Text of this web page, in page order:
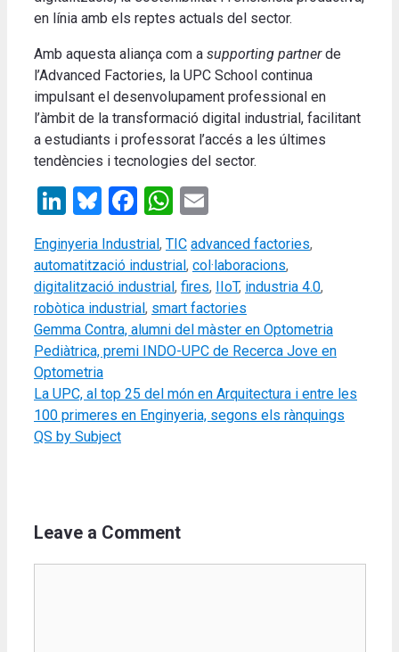
en línia amb els reptes actuals del sector.
Amb aquesta aliança com a supporting partnerde
l’Advanced Factories, la UPC School continua
impulsant el desenvolupament professional en
l’àmbit de la transformació digital industrial, facilitant
a estudiants i professorat l’accés a les últimes
tendències i tecnologies del sector.
LinkedIn
Bluesky
Facebook
WhatsApp
Categories
Enginyeria Industrial , TIC Tags
advanced factories,
automatització industrial , col·laboracions,
digitalització industrial , fires, IIoT, industria 4.0,
robòtica industrial , smart factories
Gemma Contra, alumni del màster en Optometria
Pediàtrica, premi INDO-UPC de Recerca Jove en
Optometria
La UPC, al top 25 del món en Arquitectura i entre les
100 primeres en Enginyeria, segons els rànquings
QS by Subject
Leave a Comment